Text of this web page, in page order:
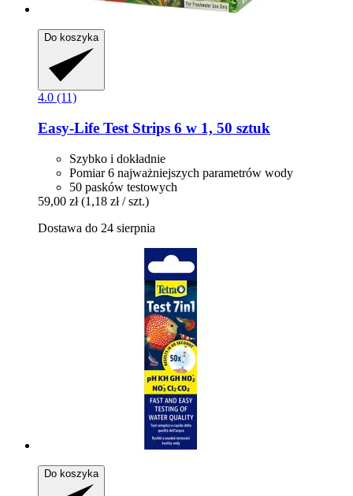
Do koszyka
4.0 (11)
Easy-Life Test Strips 6 w 1, 50 sztuk
Szybko i dokładnie
Pomiar 6 najważniejszych parametrów wody
50 pasków testowych
59,00 zł (1,18 zł / szt.)
Dostawa do 24 sierpnia
Do koszyka